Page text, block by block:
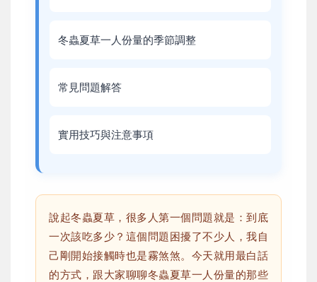
冬蟲夏草一人份量的季節調整
常見問題解答
實用技巧與注意事項
說起冬蟲夏草，很多人第一個問題就是：到底
一次該吃多少？這個問題困擾了不少人，我自
己剛開始接觸時也是霧煞煞。今天就用最白話
的方式，跟大家聊聊冬蟲夏草一人份量的那些